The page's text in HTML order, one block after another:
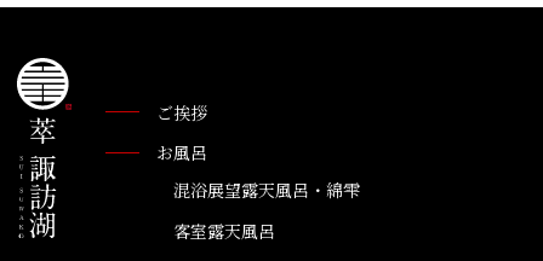
ご挨拶
お風呂
混浴展望露天風呂・綿雫
客室露天風呂